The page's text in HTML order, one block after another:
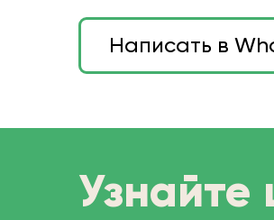
Написать в
Узнайте